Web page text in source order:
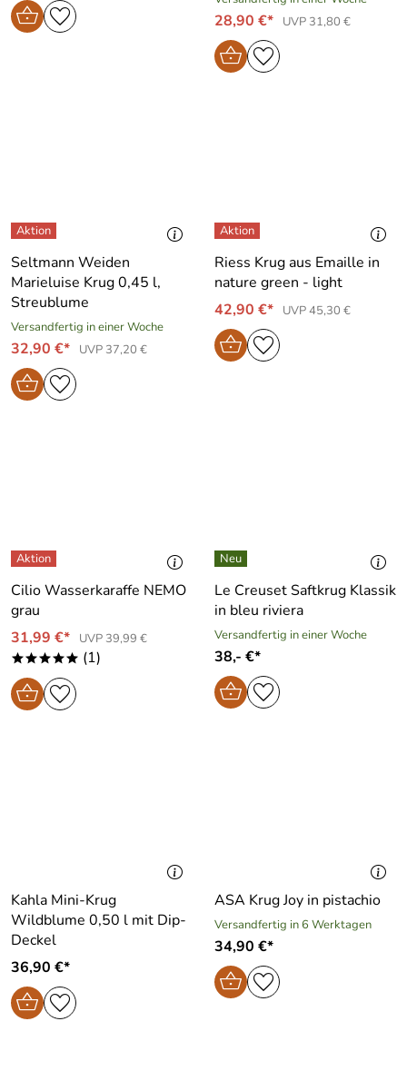
28,90 €* UVP 31,80 €
Seltmann Weiden
Marieluise Krug 0,45 l,
Streublume
Versandfertig in einer Woche
32,90 €* UVP 37,20 €
Riess Krug aus Emaille in
nature green - light
42,90 €*
UVP 45,30 €
Cilio Wasserkaraffe NEMO
grau
31,99 €*
UVP 39,99 €
***** (1)
Le Creuset Saftkrug Klassik
in bleu riviera
Versandfertig in einer Woche
38,- €*
Kahla Mini-Krug
Wildblume 0,50 l mit Dip-
Deckel
36,90 €*
ASA Krug Joy in pistachio
Versandfertig in 6 Werktagen
34,90 €*